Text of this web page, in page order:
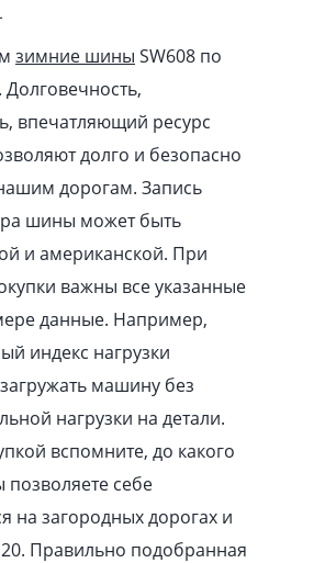
зимние шины SW608 по
Долговечность,
впечатляющий ресурс
долго и безопасно
дорогам. Запись
шины может быть
и американской. При
важны все указанные
данные. Например,
индекс нагрузки
машину без
нагрузки на детали.
вспомните, до какого
позволяете себе
на загородных дорогах и
Правильно подобранная